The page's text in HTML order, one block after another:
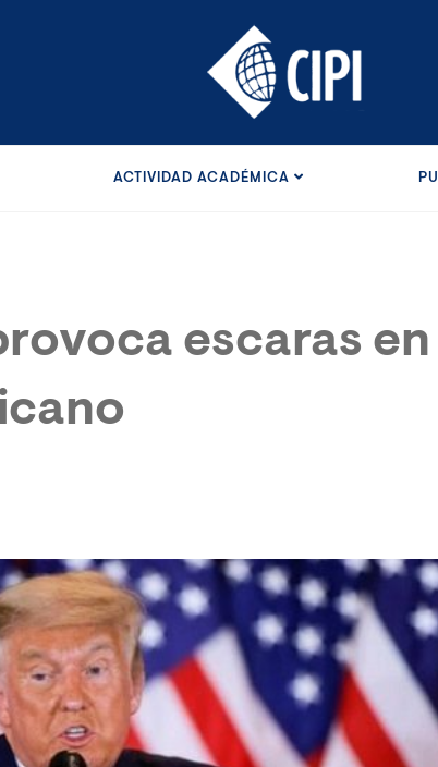
ACTIVIDAD ACADÉMICA
escaras en